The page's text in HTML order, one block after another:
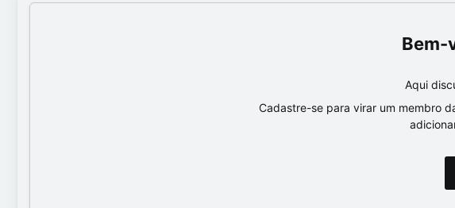
Aqui
Cadastre-se para virar um membro